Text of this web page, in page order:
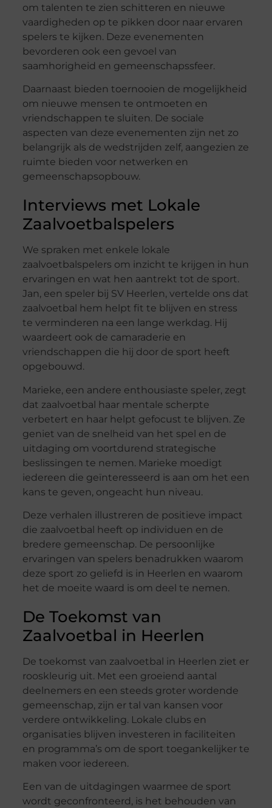
om talenten te zien schitteren en nieuwe
vaardigheden op te pikken door naar ervaren
spelers te kijken. Deze evenementen
bevorderen ook een gevoel van
saamhorigheid en gemeenschapssfeer.
Daarnaast bieden toernooien de mogelijkheid
om nieuwe mensen te ontmoeten en
vriendschappen te sluiten. De sociale
aspecten van deze evenementen zijn net zo
belangrijk als de wedstrijden zelf, aangezien ze
ruimte bieden voor netwerken en
gemeenschapsopbouw.
Interviews met Lokale
Zaalvoetbalspelers
We spraken met enkele lokale
zaalvoetbalspelers om inzicht te krijgen in hun
ervaringen en wat hen aantrekt tot de sport.
Jan, een speler bij SV Heerlen, vertelde ons dat
zaalvoetbal hem helpt fit te blijven en stress
te verminderen na een lange werkdag. Hij
waardeert ook de camaraderie en
vriendschappen die hij door de sport heeft
opgebouwd.
Marieke, een andere enthousiaste speler, zegt
dat zaalvoetbal haar mentale scherpte
verbetert en haar helpt gefocust te blijven. Ze
geniet van de snelheid van het spel en de
uitdaging om voortdurend strategische
beslissingen te nemen. Marieke moedigt
iedereen die geïnteresseerd is aan om het een
kans te geven, ongeacht hun niveau.
Deze verhalen illustreren de positieve impact
die zaalvoetbal heeft op individuen en de
bredere gemeenschap. De persoonlijke
ervaringen van spelers benadrukken waarom
deze sport zo geliefd is in Heerlen en waarom
het de moeite waard is om deel te nemen.
De Toekomst van
Zaalvoetbal in Heerlen
De toekomst van zaalvoetbal in Heerlen ziet er
rooskleurig uit. Met een groeiend aantal
deelnemers en een steeds groter wordende
gemeenschap, zijn er tal van kansen voor
verdere ontwikkeling. Lokale clubs en
organisaties blijven investeren in faciliteiten
en programma’s om de sport toegankelijker te
maken voor iedereen.
Een van de uitdagingen waarmee de sport
wordt geconfronteerd, is het behouden van